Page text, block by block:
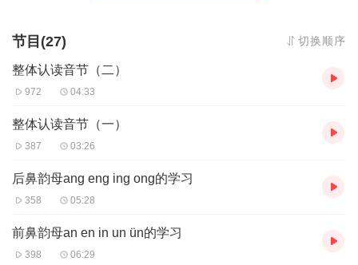
节目(27) 切换顺序
整体认读音节（二）
972 04:33
整体认读音节（一）
387 03:26
后鼻韵母ang eng ing ong的学习
358 05:28
前鼻韵母an en in un ün的学习
398 06:29